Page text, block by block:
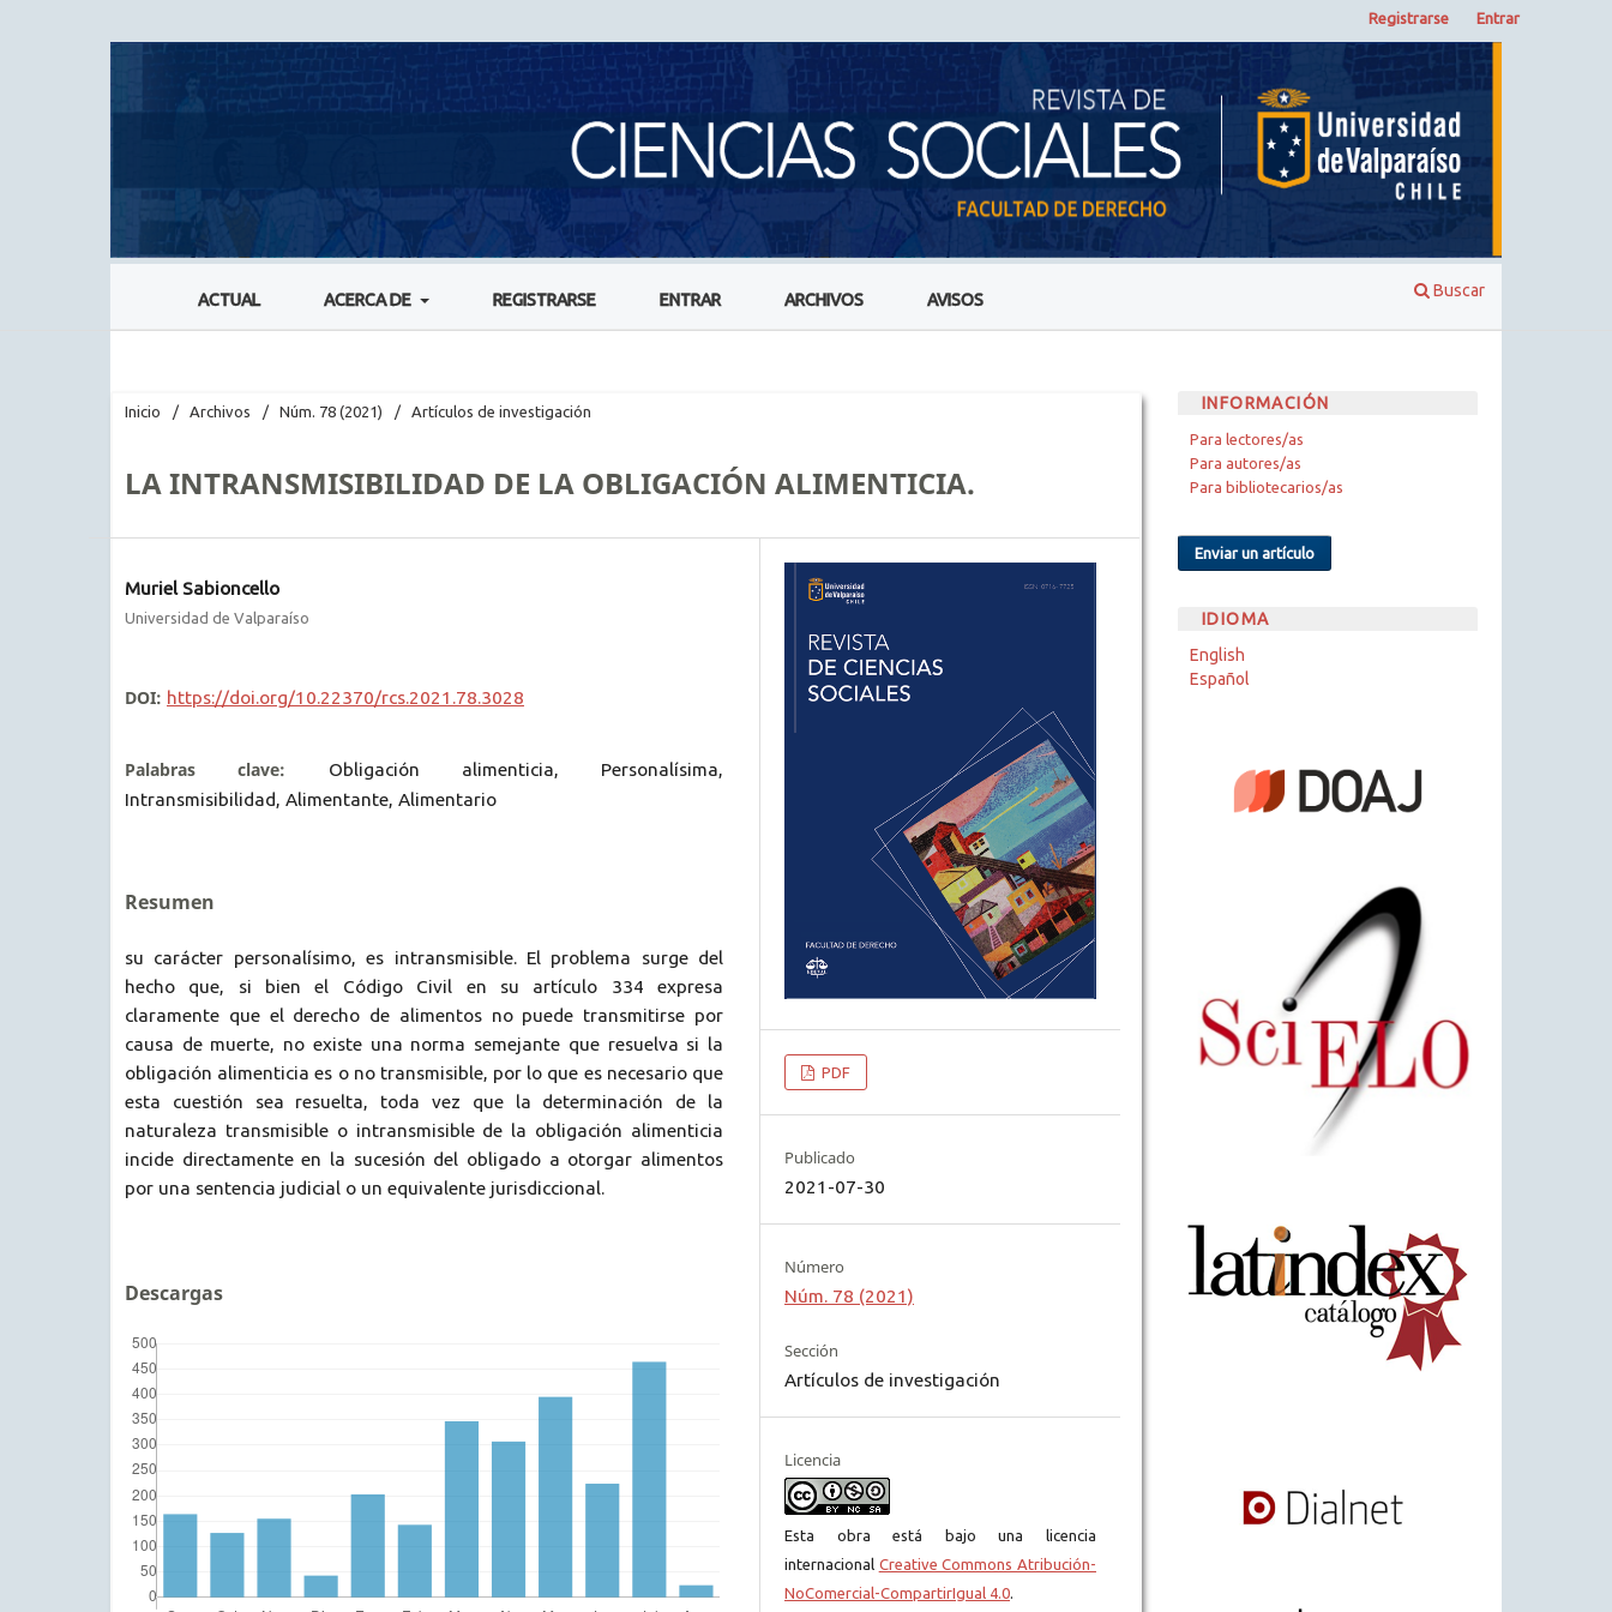
ACTUAL ACERCA DE REGISTRARSE ENTRAR ARCHIVOS AVISOS
Buscar
Registrarse Entrar
Inicio / Archivos / Núm. 78 (2021) / Artículos de investigación
LA INTRANSMISIBILIDAD DE LA OBLIGACIÓN ALIMENTICIA.
Muriel Sabioncello
Universidad de Valparaíso
DOI: https://doi.org/10.22370/rcs.2021.78.3028
Palabras clave:
Obligación alimenticia, Personalísima,
Intransmisibilidad, Alimentante, Alimentario
Resumen
su carácter personalísimo, es intransmisible. El problema surge del
hecho que, si bien el Código Civil en su artículo 334 expresa
claramente que el derecho de alimentos no puede transmitirse por
causa de muerte, no existe una norma semejante que resuelva si la
obligación alimenticia es o no transmisible, por lo que es necesario que
esta cuestión sea resuelta, toda vez que la determinación de la
naturaleza transmisible o intransmisible de la obligación alimenticia
incide directamente en la sucesión del obligado a otorgar alimentos
por una sentencia judicial o un equivalente jurisdiccional.
Descargas
PDF
Publicado
2021-07-30
Número
Núm. 78 (2021)
Sección
Artículos de investigación
Licencia
Esta obra está bajo una licencia
internacional Creative Commons Atribución-
NoComercial-CompartirIgual 4.0.
INFORMACIÓN
Para lectores/as
Para autores/as
Para bibliotecarios/as
Enviar un artículo
IDIOMA
English
Español